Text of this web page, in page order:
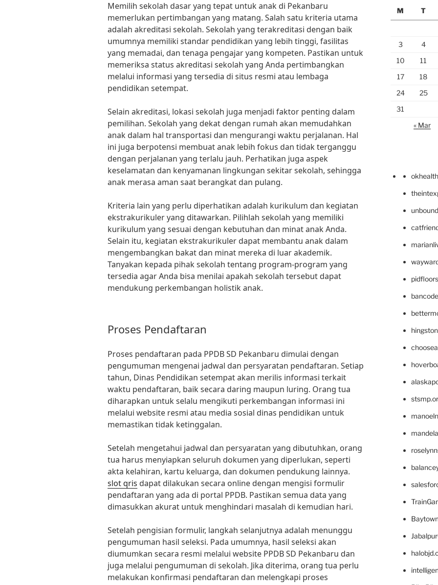
Memilih sekolah dasar yang tepat untuk anak di Pekanbaru
memerlukan pertimbangan yang matang. Salah satu kriteria utama
adalah akreditasi sekolah. Sekolah yang terakreditasi dengan baik
umumnya memiliki standar pendidikan yang lebih tinggi, fasilitas
yang memadai, dan tenaga pengajar yang kompeten. Pastikan untuk
memeriksa status akreditasi sekolah yang Anda pertimbangkan
melalui informasi yang tersedia di situs resmi atau lembaga
pendidikan setempat.
Selain akreditasi, lokasi sekolah juga menjadi faktor penting dalam
pemilihan. Sekolah yang dekat dengan rumah akan memudahkan
anak dalam hal transportasi dan mengurangi waktu perjalanan. Hal
ini juga berpotensi membuat anak lebih fokus dan tidak terganggu
dengan perjalanan yang terlalu jauh. Perhatikan juga aspek
keselamatan dan kenyamanan lingkungan sekitar sekolah, sehingga
anak merasa aman saat berangkat dan pulang.
Kriteria lain yang perlu diperhatikan adalah kurikulum dan kegiatan
ekstrakurikuler yang ditawarkan. Pilihlah sekolah yang memiliki
kurikulum yang sesuai dengan kebutuhan dan minat anak Anda.
Selain itu, kegiatan ekstrakurikuler dapat membantu anak dalam
mengembangkan bakat dan minat mereka di luar akademik.
Tanyakan kepada pihak sekolah tentang program-program yang
tersedia agar Anda bisa menilai apakah sekolah tersebut dapat
mendukung perkembangan holistik anak.
Proses Pendaftaran
Proses pendaftaran pada PPDB SD Pekanbaru dimulai dengan
pengumuman mengenai jadwal dan persyaratan pendaftaran. Setiap
tahun, Dinas Pendidikan setempat akan merilis informasi terkait
waktu pendaftaran, baik secara daring maupun luring. Orang tua
diharapkan untuk selalu mengikuti perkembangan informasi ini
melalui website resmi atau media sosial dinas pendidikan untuk
memastikan tidak ketinggalan.
Setelah mengetahui jadwal dan persyaratan yang dibutuhkan, orang
tua harus menyiapkan seluruh dokumen yang diperlukan, seperti
akta kelahiran, kartu keluarga, dan dokumen pendukung lainnya.
slot qris dapat dilakukan secara online dengan mengisi formulir
pendaftaran yang ada di portal PPDB. Pastikan semua data yang
dimasukkan akurat untuk menghindari masalah di kemudian hari.
Setelah pengisian formulir, langkah selanjutnya adalah menunggu
pengumuman hasil seleksi. Pada umumnya, hasil seleksi akan
diumumkan secara resmi melalui website PPDB SD Pekanbaru dan
juga melalui pengumuman di sekolah. Jika diterima, orang tua perlu
melakukan konfirmasi pendaftaran dan melengkapi proses
M
T
3
4
10
11
17
18
24
25
31
« Mar